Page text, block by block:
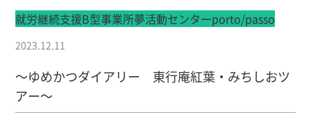
就労継続支援B型事業所夢活動センターporto/passo
2023.12.11
～ゆめかつダイアリー 東行庵紅葉・みちしおツ
アー～